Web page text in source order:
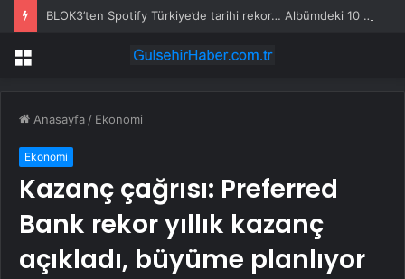
BLOK3’ten Spotify Türkiye’de tarihi rekor… Albümdeki 10 şarkının tamamı Top 50’ye girdi
Menü
Anasayfa / Ekonomi
Ekonomi
Kazanç çağrısı: Preferred
Bank rekor yıllık kazanç
açıkladı, büyüme planlıyor